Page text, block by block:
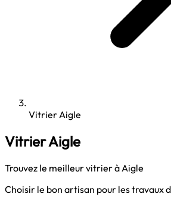
Vitrier Aigle
Vitrier Aigle
Trouvez le meilleur vitrier à Aigle
Choisir le bon artisan pour les travaux